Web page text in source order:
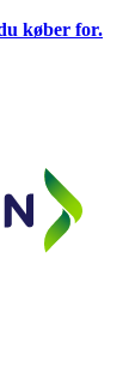
køber for.